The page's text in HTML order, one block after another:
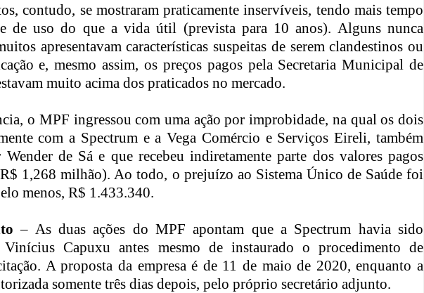
contudo, se mostraram praticamente inservíveis, tendo mais tempo
de uso do que a vida útil (prevista para 10 anos). Alguns nunca
apresentavam características suspeitas de serem clandestinos ou
e, mesmo assim, os preços pagos pela Secretaria Municipal de
muito acima dos praticados no mercado.
o MPF ingressou com uma ação por improbidade, na qual os dois
com a Spectrum e a Vega Comércio e Serviços Eireli, também
de Sá e que recebeu indiretamente parte dos valores pagos
1,268 milhão). Ao todo, o prejuízo ao Sistema Único de Saúde foi
menos, R$ 1.433.340.
– As duas ações do MPF apontam que a Spectrum havia sido
Capuxu antes mesmo de instaurado o procedimento de
A proposta da empresa é de 11 de maio de 2020, enquanto a
somente três dias depois, pelo próprio secretário adjunto.